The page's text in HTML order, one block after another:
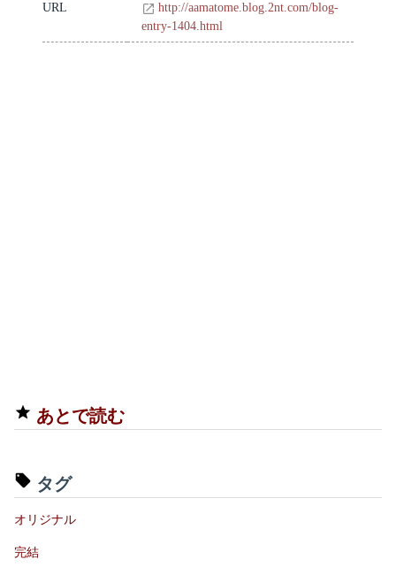
URL
http://aamatome.blog.2nt.com/blog-
entry-1404.html
あとで読む
タグ
オリジナル
完結